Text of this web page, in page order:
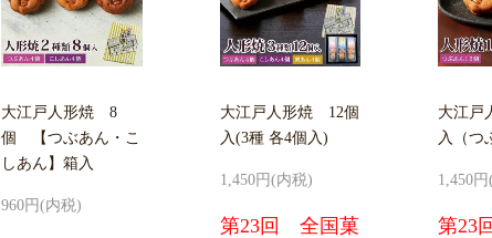
大江戸人形焼 8
個 【つぶあん・こ
しあん】箱入
960円(内税)
大江戸人形焼 12個
入(3種 各4個入)
1,450円(内税)
第23回 全国菓
大江戸
入（つ
1,450
第23